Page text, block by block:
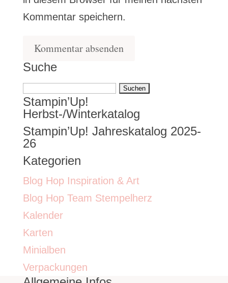
Kommentar speichern.
Suche
Suchen
nach:
Stampin’Up!
Herbst-/Winterkatalog
Stampin’Up! Jahreskatalog 2025-
26
Kategorien
Blog Hop Inspiration & Art
Blog Hop Team Stempelherz
Kalender
Karten
Minialben
Verpackungen